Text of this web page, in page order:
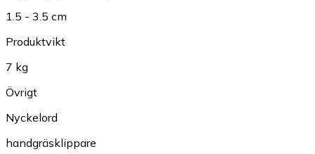
1.5 - 3.5 cm
Produktvikt
7 kg
Övrigt
Nyckelord
handgräsklippare